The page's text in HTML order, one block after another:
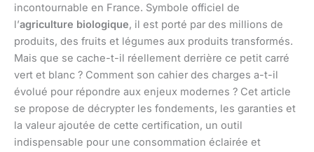
incontournable en France. Symbole officiel de
l’agriculture biologique, il est porté par des millions de
produits, des fruits et légumes aux produits transformés.
Mais que se cache-t-il réellement derrière ce petit carré
vert et blanc ? Comment son cahier des charges a-t-il
évolué pour répondre aux enjeux modernes ? Cet article
se propose de décrypter les fondements, les garanties et
la valeur ajoutée de cette certification, un outil
indispensable pour une consommation éclairée et